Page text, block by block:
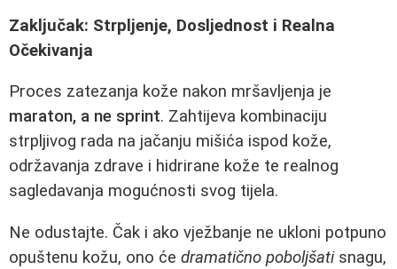
Zaključak: Strpljenje, Dosljednost i Realna
Očekivanja
Proces zatezanja kože nakon mršavljenja je
maraton, a ne sprint. Zahtijeva kombinaciju
strpljivog rada na jačanju mišića ispod kože,
održavanja zdrave i hidrirane kože te realnog
sagledavanja mogućnosti svog tijela.
Ne odustajte. Čak i ako vježbanje ne ukloni potpuno
opuštenu kožu, ono će dramatično poboljšatisnagu,